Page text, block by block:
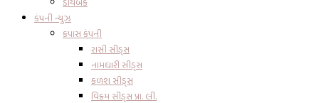
કંપની ન્યુઝ
કપાસ કંપની
રાસી સીડ્સ
નામધારી સીડ્સ
કળશ સીડ્સ
વિક્રમ સીડ્સ પ્રા. લી.